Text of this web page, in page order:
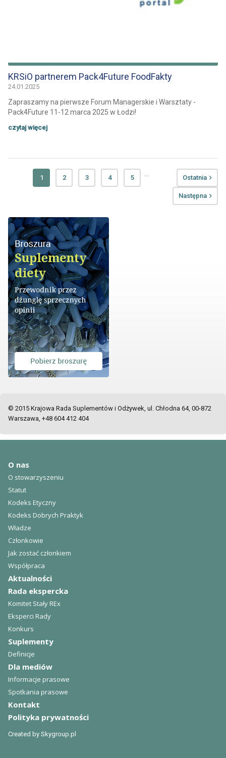
KRSiO partnerem Pack4Future FoodFakty
24.01.2025
Zapraszamy na pierwsze Forum Managerskie i Warsztaty -
Pack4Future 11-12 marca 2025 w Łodzi!
czytaj więcej
1 2 3 4 5 ... Ostatnia
Następna
© 2015 Krajowa Rada Suplementów i Odżywek, ul. Chłodna 64, 00-872
Warszawa, +48 604 412 404
O nas
O stowarzyszeniu
Statut
Kodeks Etyczny
Kodeks Dobrych Praktyk
Władze
Członkowie
Jak zostać członkiem
Współpraca
Aktualności
Rada ekspercka
Komitet Stały REx
Eksperci Rady
Konkurs
Suplementy
Definicje
Dla mediów
Informacje prasowe
Spotkania prasowe
Kontakt
Polityka prywatności
Created by Skygroup.pl